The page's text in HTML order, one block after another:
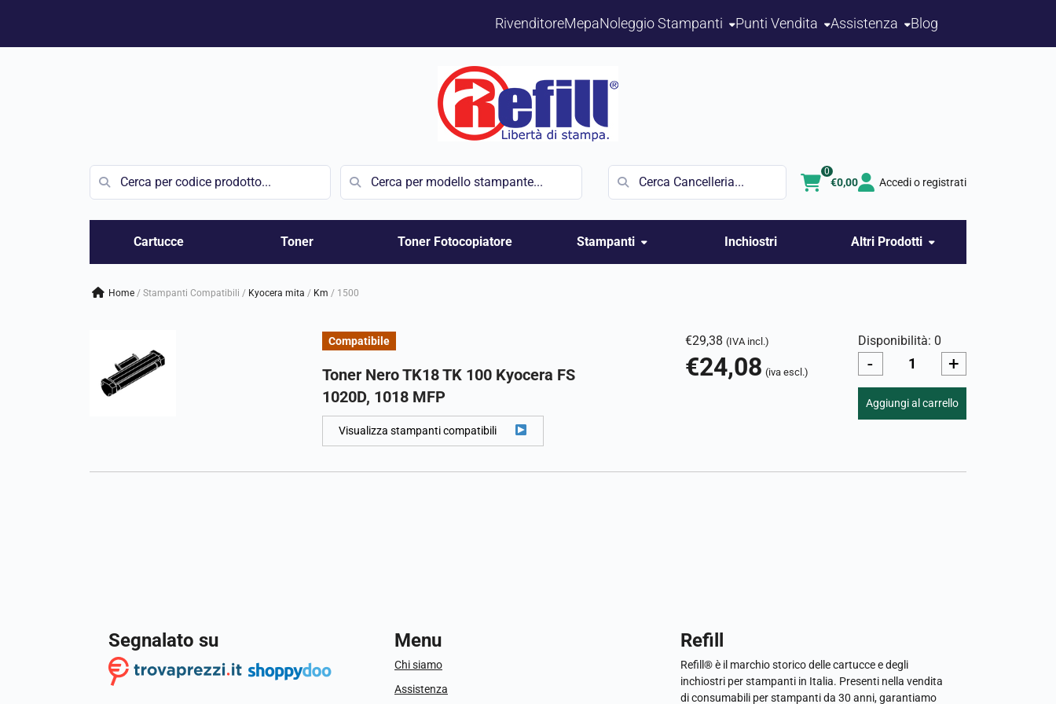
RivenditoreMepaNoleggio Stampanti Punti Vendita Assistenza Blog
Vai
€0,00
0
Accedi o registrati
Cartucce Toner Toner Fotocopiatore Stampanti Inchiostri Altri Prodotti
Home / Stampanti Compatibili / kyocera mita / km / 1500
Compatibile
Toner Nero TK18 TK 100 Kyocera FS
1020D, 1018 MFP
Visualizza stampanti compatibili
€29,38 (IVA incl.)
€24,08 (iva escl.)
Disponibilità: 0
- +
Aggiungi al carrello
Segnalato su Menu
Chi siamo
Assistenza
Refill
Refill® è il marchio storico delle cartucce e degli
inchiostri per stampanti in Italia. Presenti nella vendita
di consumabili per stampanti da 30 anni, garantiamo